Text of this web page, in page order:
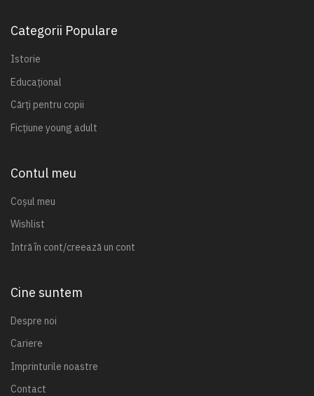
Categorii Populare
Istorie
Educațional
Cărți pentru copii
Ficțiune young adult
Contul meu
Coșul meu
Wishlist
Intră în cont/creează un cont
Cine suntem
Despre noi
Cariere
Imprinturile noastre
Contact